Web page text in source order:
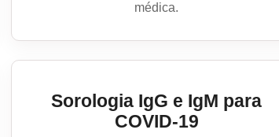
médica.
Sorologia IgG e IgM para
COVID-19